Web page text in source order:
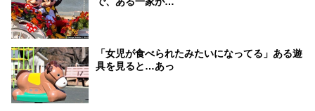
「女児が食べられたみたいになってる」ある遊
具を見ると…あっ